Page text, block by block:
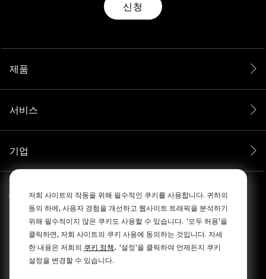
저희 사이트의 작동을 위해 필수적인 쿠키를 사용합니다. 귀하의
동의 하에, 사용자 경험을 개선하고 웹사이트 트래픽을 분석하기
위해 필수적이지 않은 쿠키도 사용할 수 있습니다. '모두 허용'을
클릭하면, 저희 사이트의 쿠키 사용에 동의하는 것입니다. 자세
한 내용은 저희의 쿠키 정책. '설정'을 클릭하여 언제든지 쿠키
설정을 변경할 수 있습니다.
신청
제품
서비스
기업